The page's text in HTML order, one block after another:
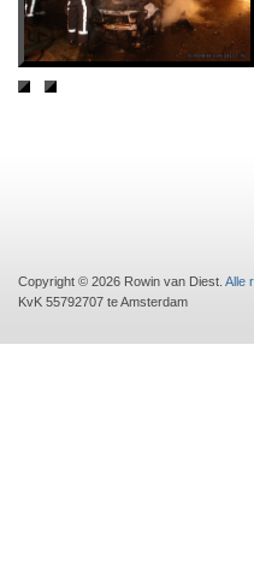
Copyright © 2026 Rowin van Diest. Alle
KvK 55792707 te Amsterdam